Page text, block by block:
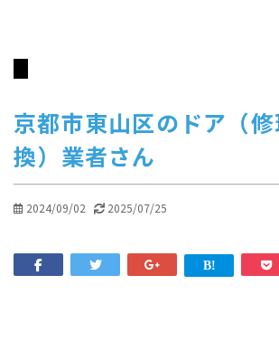
京都市東山区のドア（
換）業者さん
2024/09/02 2025/07/25